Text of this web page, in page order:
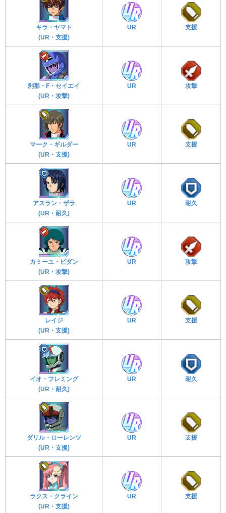
キラ・ヤマト
(UR・支援)
UR 支援
刹那・F・セイエイ
(UR・攻撃)
UR 攻撃
マーク・ギルダー
(UR・支援)
UR 支援
アスラン・ザラ
(UR・耐久)
UR 耐久
カミーユ・ビダン
(UR・攻撃)
UR 攻撃
レイジ
(UR・支援)
UR 支援
イオ・フレミング
(UR・耐久)
UR 耐久
ダリル・ローレンツ
(UR・支援)
UR 支援
ラクス・クライン
(UR・支援)
UR 支援